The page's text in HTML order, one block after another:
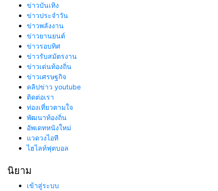
ข่าวบันเทิง
ข่าวประจำวัน
ข่าวพลังงาน
ข่าวยานยนต์
ข่าวรอบทิศ
ข่าวรับสมัตรงาน
ข่าวเด่นท้องถิ่น
ข่าวเศรษฐกิจ
คลิปข่าว youtube
ติดต่อเรา
ท่องเที่ยวตามใจ
พัฒนาท้องถิ่น
อัพเดทหนังใหม่
แวดวงไอที
ไฮไลท์ฟุตบอล
นิยาม
เข้าสู่ระบบ